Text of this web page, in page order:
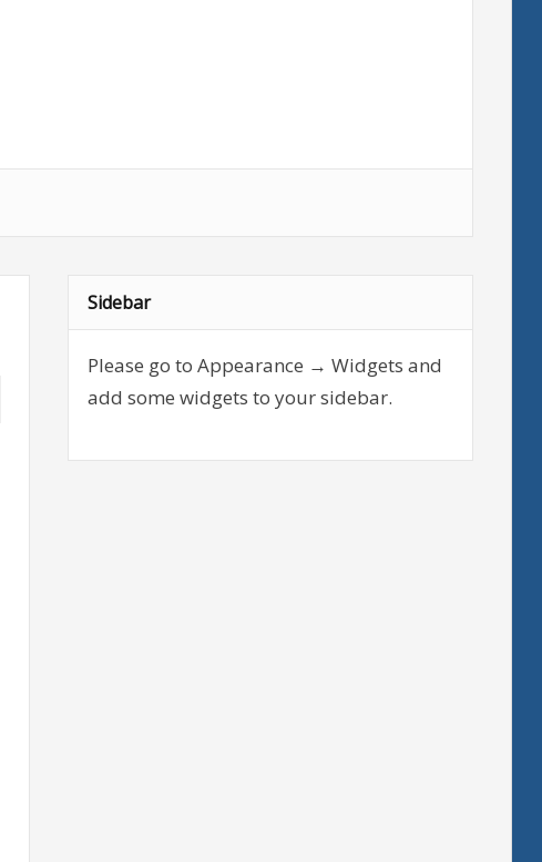
Sidebar
Please go to Appearance → Widgets and
add some widgets to your sidebar.